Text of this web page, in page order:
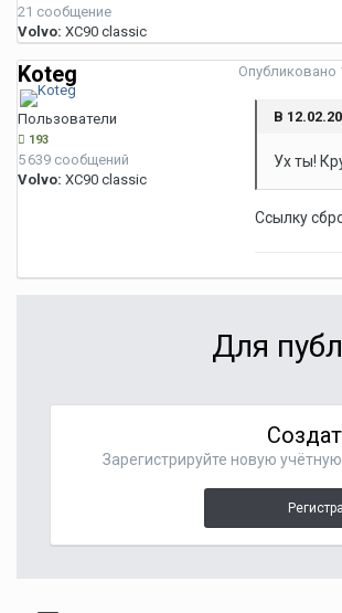
21 сообщение
Volvo: XC90 classic
Koteg
Пользователи
193
5 639 сообщений
Volvo: XC90 classic
Опубликовано
В
Ух ты!
Ссылку
Для
Зарегистрируйте новую